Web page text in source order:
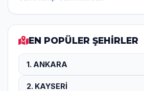
EN POPÜLER ŞEHİRLER
1. ANKARA
2. KAYSERİ